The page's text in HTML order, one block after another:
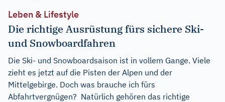
Leben & Lifestyle
Die richtige Ausrüstung fürs sichere Ski-
und Snowboardfahren
Die Ski- und Snowboardsaison ist in vollem Gange. Viele
zieht es jetzt auf die Pisten der Alpen und der
Mittelgebirge. Doch was brauche ich fürs
Abfahrtvergnügen? Natürlich gehören das richtige